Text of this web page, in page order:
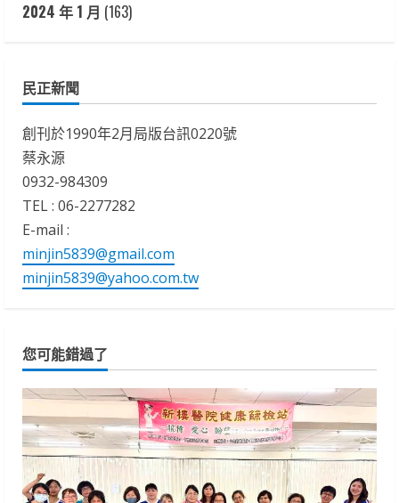
2024 年 1 月 (163)
民正新聞
創刊於1990年2月局版台訊0220號
蔡永源
0932-984309
TEL : 06-2277282
E-mail :
minjin5839@gmail.com
minjin5839@yahoo.com.tw
您可能錯過了